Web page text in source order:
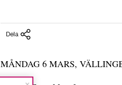
Dela
MÅNDAG 6 MARS,